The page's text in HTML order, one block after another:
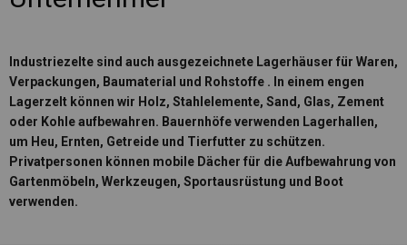
Industriezelte sind auch ausgezeichnete Lagerhäuser für Waren,
Verpackungen, Baumaterial und Rohstoffe . In einem engen
Lagerzelt können wir Holz, Stahlelemente, Sand, Glas, Zement
oder Kohle aufbewahren. Bauernhöfe verwenden Lagerhallen,
um Heu, Ernten, Getreide und Tierfutter zu schützen.
Privatpersonen können mobile Dächer für die Aufbewahrung von
Gartenmöbeln, Werkzeugen, Sportausrüstung und Boot
verwenden.